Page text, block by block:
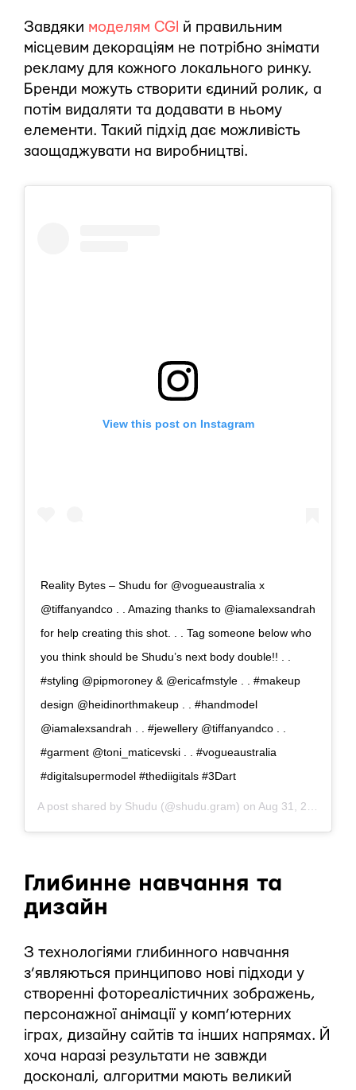
Завдяки моделям CGI й правильним
місцевим декораціям не потрібно знімати
рекламу для кожного локального ринку.
Бренди можуть створити єдиний ролик, а
потім видаляти та додавати в ньому
елементи. Такий підхід дає можливість
заощаджувати на виробництві.
View this post on Instagram
Reality Bytes – Shudu for @vogueaustralia x
@tiffanyandco . . Amazing thanks to @iamalexsandrah
for help creating this shot. . . Tag someone below who
you think should be Shudu’s next body double!! . .
#styling @pipmoroney & @ericafmstyle . . #makeup
design @heidinorthmakeup . . #handmodel
@iamalexsandrah . . #jewellery @tiffanyandco . .
#garment @toni_maticevski . . #vogueaustralia
#digitalsupermodel #thediigitals #3Dart
A post shared by Shudu (@shudu.gram) on Aug 31, 2018 at 10:26am PDT
Глибинне навчання та
дизайн
З технологіями глибинного навчання
з’являються принципово нові підходи у
створенні фотореалістичних зображень,
персонажної анімації у комп’ютерних
іграх, дизайну сайтів та інших напрямах. Й
хоча наразі результати не завжди
досконалі, алгоритми мають великий